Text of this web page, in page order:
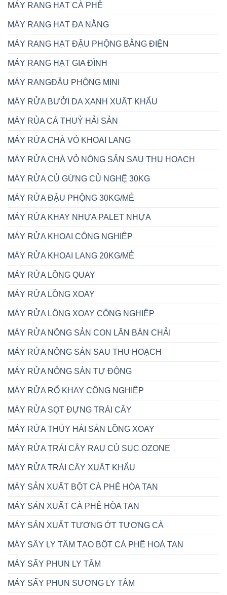
MÁY RANG HẠT CÀ PHÊ
MÁY RANG HẠT ĐA NẰNG
MÁY RANG HẠT ĐẬU PHỘNG BẰNG ĐIỆN
MÁY RANG HẠT GIA ĐÌNH
MÁY RANGĐẬU PHỘNG MINI
MÁY RỬA BƯỞI DA XANH XUẤT KHẨU
MÁY RỦA CÁ THUỶ HẢI SẢN
MÁY RỬA CHÀ VỎ KHOAI LANG
MÁY RỬA CHÀ VỎ NÔNG SẢN SAU THU HOẠCH
MÁY RỬA CỦ GỪNG CỦ NGHỆ 30KG
MÁY RỬA ĐẬU PHỘNG 30KG/MẺ
MÁY RỬA KHAY NHỰA PALET NHỰA
MÁY RỬA KHOAI CÔNG NGHIỆP
MÁY RỬA KHOAI LANG 20KG/MẺ
MÁY RỬA LỒNG QUAY
MÁY RỬA LỒNG XOAY
MÁY RỬA LỒNG XOAY CÔNG NGHIỆP
MÁY RỬA NÔNG SẢN CON LĂN BÀN CHẢI
MÁY RỬA NÔNG SẢN SAU THU HOẠCH
MÁY RỬA NÔNG SẢN TỰ ĐỘNG
MÁY RỬA RỔ KHAY CÔNG NGHIỆP
MÁY RỬA SỌT ĐỰNG TRÁI CÂY
MÁY RỬA THỦY HẢI SẢN LỒNG XOAY
MÁY RỬA TRÁI CÂY RAU CỦ SỤC OZONE
MÁY RỬA TRÁI CÂY XUẤT KHẨU
MÁY SẢN XUẤT BỘT CÀ PHÊ HÒA TAN
MÁY SẢN XUẤT CÀ PHÊ HÒA TAN
MÁY SẢN XUẤT TƯƠNG ỚT TƯƠNG CÀ
MÁY SẤY LY TÂM TẠO BỘT CÀ PHÊ HOÀ TAN
MÁY SẤY PHUN LY TÂM
MÁY SẤY PHUN SƯƠNG LY TÂM